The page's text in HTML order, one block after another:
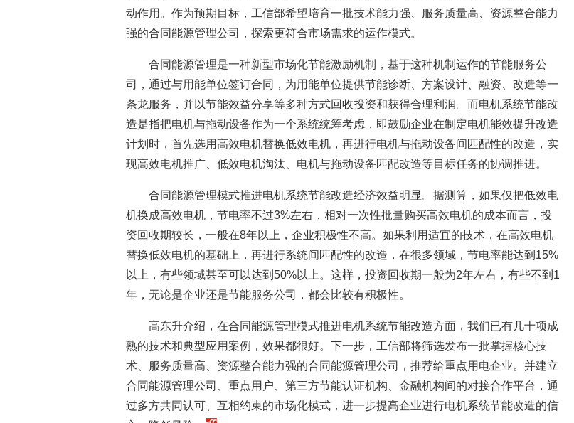
动作用。作为预期目标，工信部希望培育一批技术能力强、服务质量高、资源整合能力
强的合同能源管理公司，探索更符合市场需求的运作模式。
合同能源管理是一种新型市场化节能激励机制，基于这种机制运作的节能服务公
司，通过与用能单位签订合同，为用能单位提供节能诊断、方案设计、融资、改造等一
条龙服务，并以节能效益分享等多种方式回收投资和获得合理利润。而电机系统节能改
造是指把电机与拖动设备作为一个系统统筹考虑，即鼓励企业在制定电机能效提升改造
计划时，首先选用高效电机替换低效电机，再进行电机与拖动设备间匹配性的改造，实
现高效电机推广、低效电机淘汰、电机与拖动设备匹配改造等目标任务的协调推进。
合同能源管理模式推进电机系统节能改造经济效益明显。据测算，如果仅把低效电
机换成高效电机，节电率不过3%左右，相对一次性批量购买高效电机的成本而言，投
资回收期较长，一般在8年以上，企业积极性不高。如果利用适宜的技术，在高效电机
替换低效电机的基础上，再进行系统间匹配性的改造，在很多领域，节电率能达到15%
以上，有些领域甚至可以达到50%以上。这样，投资回收期一般为2年左右，有些不到1
年，无论是企业还是节能服务公司，都会比较有积极性。
高东升介绍，在合同能源管理模式推进电机系统节能改造方面，我们已有几十项成
熟的技术和典型应用案例，效果都很好。下一步，工信部将筛选发布一批掌握核心技
术、服务质量高、资源整合能力强的合同能源管理公司，推荐给重点用电企业。并建立
合同能源管理公司、重点用户、第三方节能认证机构、金融机构间的对接合作平台，通
过多方共同认可、互相约束的市场化模式，进一步提高企业进行电机系统节能改造的信